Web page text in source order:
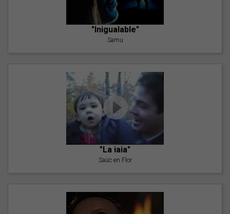
"Inigualable"
Samu
"La iaia"
Saüc en Flor